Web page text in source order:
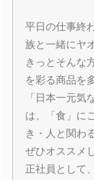
平日の仕事終
族と一緒にヤ
きっとそんな
を彩る商品を
「日本一元気
は、「食」に
き・人と関わ
ぜひオススメ
正社員として